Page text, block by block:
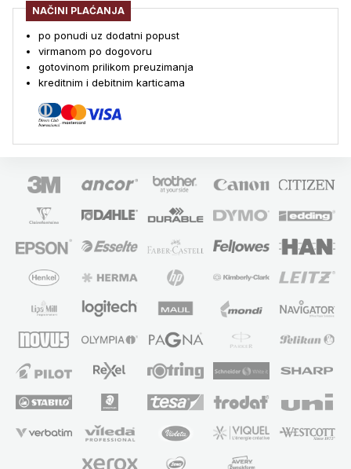
NAČINI PLAĆANJA
po ponudi uz dodatni popust
virmanom po dogovoru
gotovinom prilikom preuzimanja
kreditnim i debitnim karticama